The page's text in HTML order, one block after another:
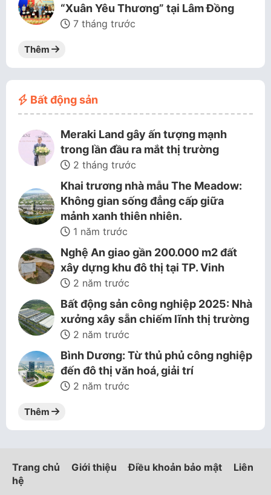
“Xuân Yêu Thương” tại Lâm Đồng
7 tháng trước
Thêm
Bất động sản
Meraki Land gây ấn tượng mạnh
trong lần đầu ra mắt thị trường
2 tháng trước
Khai trương nhà mẫu The Meadow:
Không gian sống đẳng cấp giữa
mảnh xanh thiên nhiên.
1 năm trước
Nghệ An giao gần 200.000 m2 đất
xây dựng khu đô thị tại TP. Vinh
2 năm trước
Bất động sản công nghiệp 2025: Nhà
xưởng xây sẵn chiếm lĩnh thị trường
2 năm trước
Bình Dương: Từ thủ phủ công nghiệp
đến đô thị văn hoá, giải trí
2 năm trước
Thêm
Trang chủ Giới thiệu Điều khoản bảo mật
Liên
hệ